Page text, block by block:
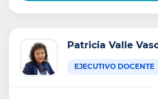
Patricia Valle
EJECUTIVO DOCENTE